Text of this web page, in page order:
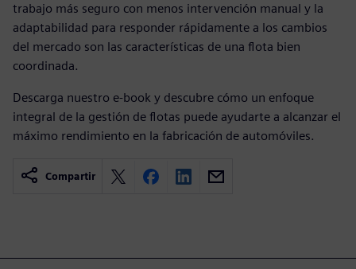
trabajo más seguro con menos intervención manual y la
adaptabilidad para responder rápidamente a los cambios
del mercado son las características de una flota bien
coordinada.
Descarga nuestro e-book y descubre cómo un enfoque
integral de la gestión de flotas puede ayudarte a alcanzar el
máximo rendimiento en la fabricación de automóviles.
Compartir